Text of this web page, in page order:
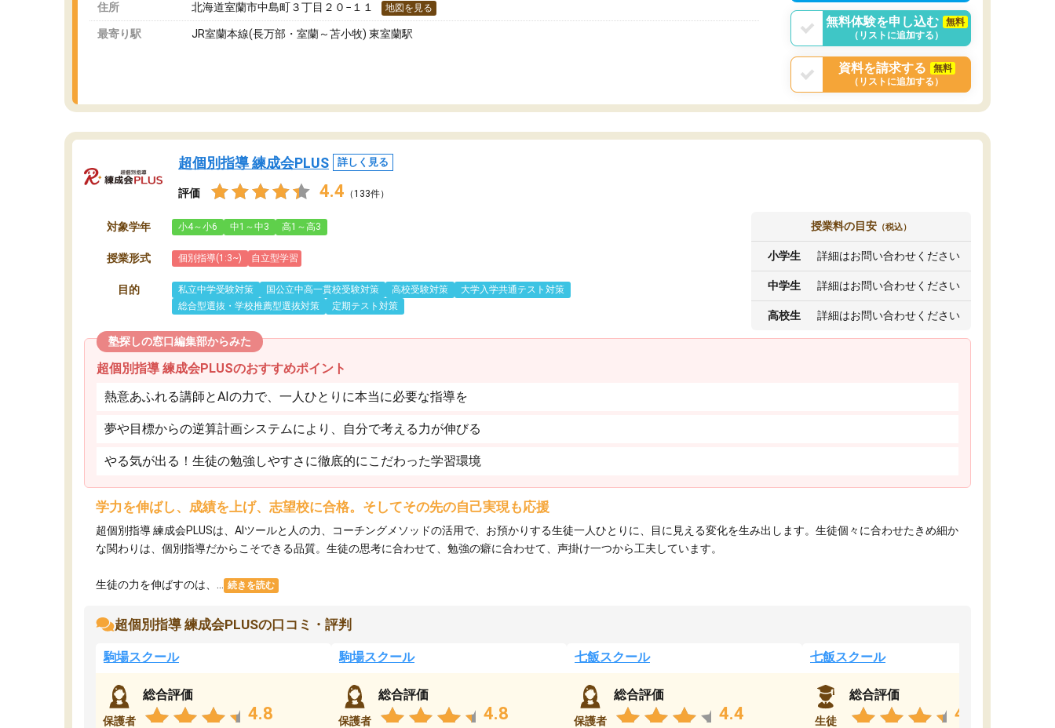
住所 北海道室蘭市中島町３丁目２０−１１ 地図を見る
最寄り駅 JR室蘭本線(長万部・室蘭～苫小牧) 東室蘭駅
無料体験を申し込む
無料
（リストに追加する）
資料を請求する
無料
（リストに追加する）
超個別指導 練成会PLUS 詳しく見る
評価 4.4 （133件）
対象学年 小4～小6 中1～中3 高1～高3
授業形式 個別指導(1:3~) 自立型学習
目的 私立中学受験対策 国公立中高一貫校受験対策 高校受験対策
大学入学共通テスト対策
総合型選抜・学校推薦型選抜対策
定期テスト対策
授業料の目安 （税込）
小学生 詳細はお問い合わせください
中学生 詳細はお問い合わせください
高校生 詳細はお問い合わせください
塾探しの窓口編集部からみた
超個別指導 練成会PLUSのおすすめポイント
熱意あふれる講師とAIの力で、一人ひとりに本当に必要な指導を
夢や目標からの逆算計画システムにより、自分で考える力が伸びる
やる気が出る！生徒の勉強しやすさに徹底的にこだわった学習環境
学力を伸ばし、成績を上げ、志望校に合格。そしてその先の自己実現も応援
超個別指導 練成会PLUSは、AIツールと人の力、コーチングメソッドの活用で、お預かりする生徒一人ひとりに、目に見える変化を生み出します。生徒個々に合わせたきめ細か
な関わりは、個別指導だからこそできる品質。生徒の思考に合わせて、勉強の癖に合わせて、声掛け一つから工夫しています。
生徒の力を伸ばすのは、... 続きを読む
超個別指導 練成会PLUSの口コミ・評判
駒場スクール
保護者
総合評価
4.8
駒場スクール
保護者
総合評価
4.8
七飯スクール
保護者
総合評価
4.4
七飯スクール
生徒
総合評価
4.8